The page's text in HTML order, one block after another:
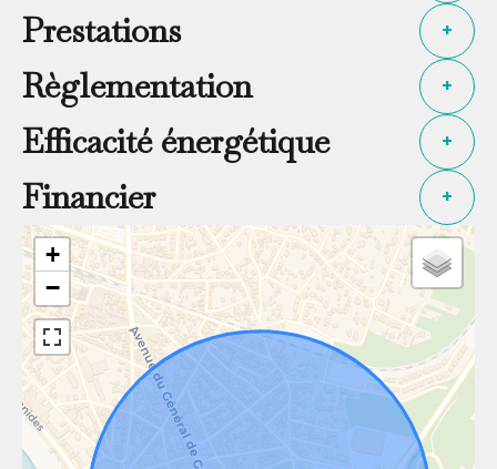
Prestations +
Règlementation +
Efficacité énergétique +
Financier +
+
−